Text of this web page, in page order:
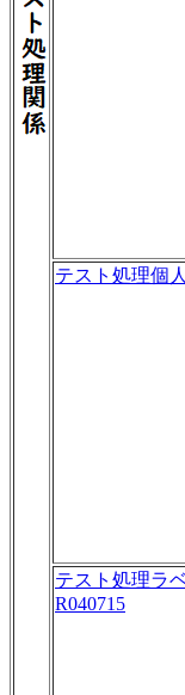
テスト処理個
テスト処理ラ
R040715